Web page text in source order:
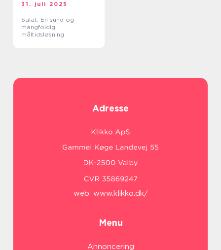
31. juli 2025
Salat: En sund og
mangfoldig
måltidsløsning
Adresse
web: www.klikko.dk/
Menu
Annoncering